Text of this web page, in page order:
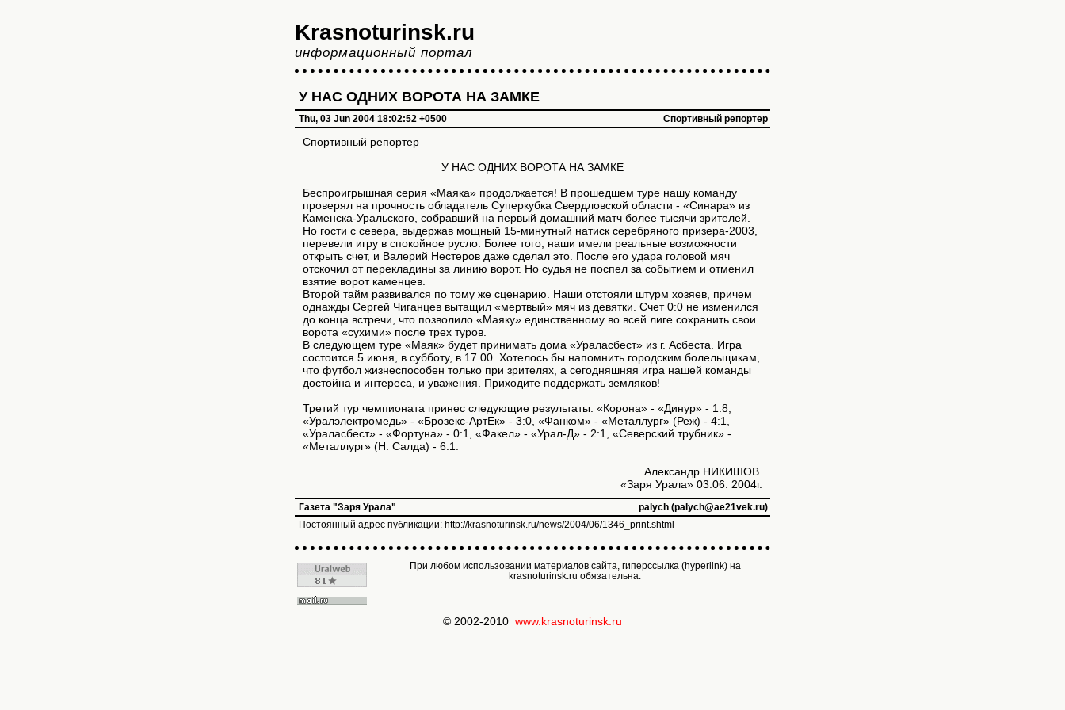
Krasnoturinsk.ru
информационный портал
У НАС ОДНИХ ВОРОТА НА ЗАМКЕ
Thu, 03 Jun 2004 18:02:52 +0500 Спортивный репортер
Спортивный репортер
У НАС ОДНИХ ВОРОТА НА ЗАМКЕ
Беспроигрышная серия «Маяка» продолжается! В прошедшем туре нашу команду
проверял на прочность обладатель Суперкубка Свердловской области - «Синара» из
Каменска-Уральского, собравший на первый домашний матч более тысячи зрителей.
Но гости с севера, выдержав мощный 15-минутный натиск серебряного призера-2003,
перевели игру в спокойное русло. Более того, наши имели реальные возможности
открыть счет, и Валерий Нестеров даже сделал это. После его удара головой мяч
отскочил от перекладины за линию ворот. Но судья не поспел за событием и отменил
взятие ворот каменцев.
Второй тайм развивался по тому же сценарию. Наши отстояли штурм хозяев, причем
однажды Сергей Чиганцев вытащил «мертвый» мяч из девятки. Счет 0:0 не изменился
до конца встречи, что позволило «Маяку» единственному во всей лиге сохранить свои
ворота «сухими» после трех туров.
В следующем туре «Маяк» будет принимать дома «Ураласбест» из г. Асбеста. Игра
состоится 5 июня, в субботу, в 17.00. Хотелось бы напомнить городским болельщикам,
что футбол жизнеспособен только при зрителях, а сегодняшняя игра нашей команды
достойна и интереса, и уважения. Приходите поддержать земляков!
Третий тур чемпионата принес следующие результаты: «Корона» - «Динур» - 1:8,
«Уралэлектромедь» - «Брозекс-АртЕк» - 3:0, «Фанком» - «Металлург» (Реж) - 4:1,
«Ураласбест» - «Фортуна» - 0:1, «Факел» - «Урал-Д» - 2:1, «Северский трубник» -
«Металлург» (Н. Салда) - 6:1.
Александр НИКИШОВ.
«Заря Урала» 03.06. 2004г.
Газета "Заря Урала"
palych (palych@ae21vek.ru)
Постоянный адрес публикации: http://krasnoturinsk.ru/news/2004/06/1346_print.shtml
При любом использовании материалов сайта, гиперссылка (hyperlink) на
krasnoturinsk.ru обязательна.
© 2002-2010 www.krasnoturinsk.ru